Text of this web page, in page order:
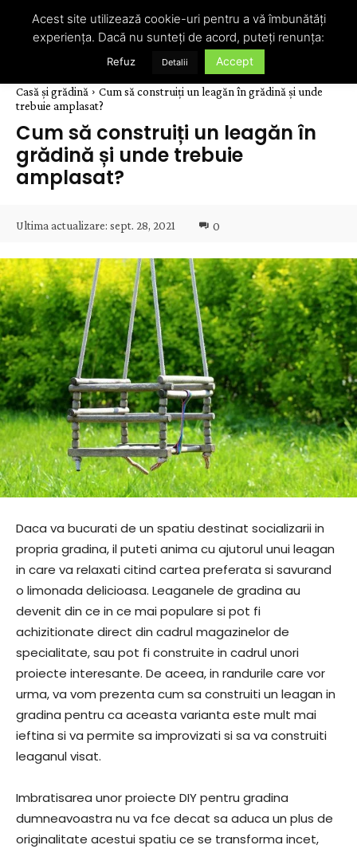
Casă și grădină
Cum să construiți un leagăn în grădină și unde
trebuie amplasat?
Cum să construiți un leagăn în
grădină și unde trebuie
amplasat?
Ultima actualizare: sept. 28, 2021 0
Daca va bucurati de un spatiu destinat socializarii in
propria gradina, il puteti anima cu ajutorul unui leagan
in care va relaxati citind cartea preferata si savurand
o limonada delicioasa. Leaganele de gradina au
devenit din ce in ce mai populare si pot fi
achizitionate direct din cadrul magazinelor de
specialitate, sau pot fi construite in cadrul unori
proiecte interesante. De aceea, in randurile care vor
urma, va vom prezenta cum sa construiti un leagan in
gradina pentru ca aceasta varianta este mult mai
ieftina si va permite sa improvizati si sa va construiti
leaganul visat.
Imbratisarea unor proiecte DIY pentru gradina
dumneavoastra nu va fce decat sa aduca un plus de
originalitate acestui spatiu ce se transforma incet,
Acest site utilizează cookie-uri pentru a vă îmbunătăți
experiența. Dacă nu sunteți de acord, puteți renunța:
Refuz Detalii Accept